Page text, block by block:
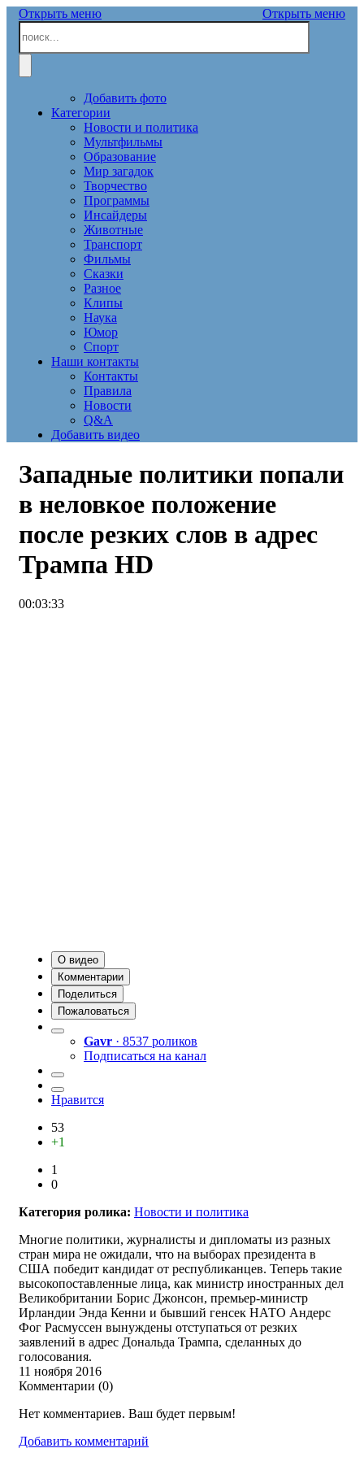
Открыть меню Открыть меню
Добавить фото
Категории
Новости и политика
Мультфильмы
Образование
Мир загадок
Творчество
Программы
Инсайдеры
Животные
Транспорт
Фильмы
Сказки
Разное
Клипы
Наука
Юмор
Спорт
Наши контакты
Контакты
Правила
Новости
Q&A
Добавить видео
Западные политики попали
в неловкое положение
после резких слов в адрес
Трампа HD
00:03:33
О видео
Комментарии
Поделиться
Пожаловаться
Gavr · 8537 роликов
Подписаться на канал
Нравится
53
+1
1
0
Категория ролика: Новости и политика
Многие политики, журналисты и дипломаты из разных
стран мира не ожидали, что на выборах президента в
США победит кандидат от республиканцев. Теперь такие
высокопоставленные лица, как министр иностранных дел
Великобритании Борис Джонсон, премьер-министр
Ирландии Энда Кенни и бывший генсек НАТО Андерс
Фог Расмуссен вынуждены отступаться от резких
заявлений в адрес Дональда Трампа, сделанных до
голосования.
11 ноября 2016
Комментарии (0)
Нет комментариев. Ваш будет первым!
Добавить комментарий